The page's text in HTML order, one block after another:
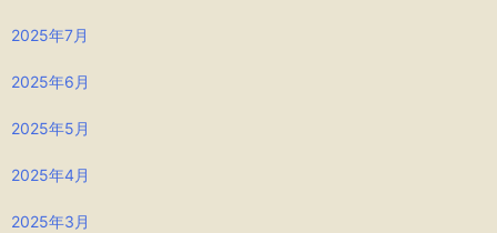
2025年7月
2025年6月
2025年5月
2025年4月
2025年3月